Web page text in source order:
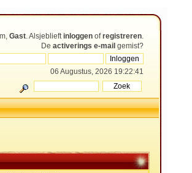
Gast. Alsjeblieftinloggenofregistreren.
De activerings e-mail gemist?
06 Augustus, 2026 19:22:41